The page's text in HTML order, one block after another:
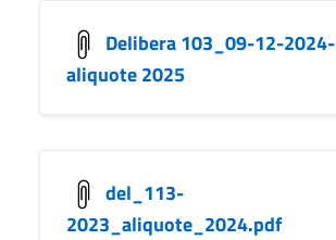
Delibera 103_09-12-2024-
aliquote 2025
del_113-
2023_aliquote_2024.pdf